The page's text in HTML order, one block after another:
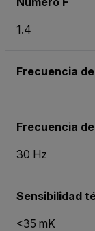
1.4
Frecuencia
Frecuencia
30 Hz
Sensibilidad
<35 mK